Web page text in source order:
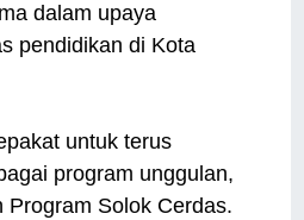
dalam upaya
pendidikan di Kota
untuk terus
program unggulan,
Program Solok Cerdas.